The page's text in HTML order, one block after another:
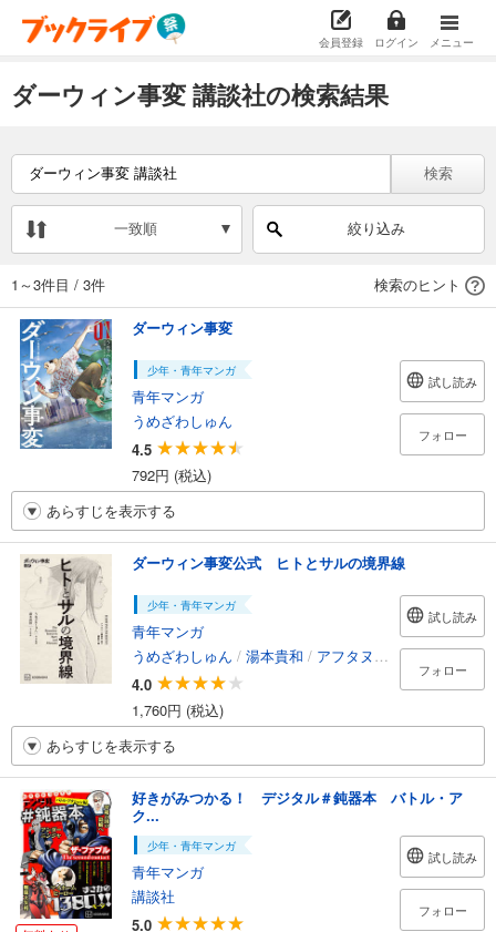
会員登録 ログイン メニュー
ダーウィン事変 講談社の検索結果
検索
一致順 絞り込み
1～3件目 / 3件 検索のヒント
ダーウィン事変
少年・青年マンガ
青年マンガ
うめざわしゅん
4.5
792円 (税込)
試し読み
フォロー
あらすじを表示する
ダーウィン事変公式 ヒトとサルの境界線
少年・青年マンガ
青年マンガ
うめざわしゅん / 湯本貴和 / アフタヌーン編集部 /講談
4.0
1,760円 (税込)
試し読み
フォロー
あらすじを表示する
好きがみつかる！ デジタル＃鈍器本 バトル・ア
ク...
少年・青年マンガ
青年マンガ
講談社
5.0
試し読み
フォロー